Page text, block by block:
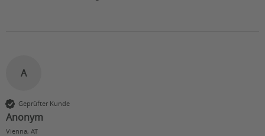
A
Geprüfter Kunde
Anonym
Vienna, AT